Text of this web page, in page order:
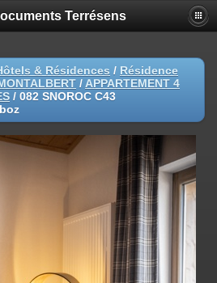
Terrésens
& Résidences / Résidence
/ APPARTEMENT 4
/ 082 SNOROC C43